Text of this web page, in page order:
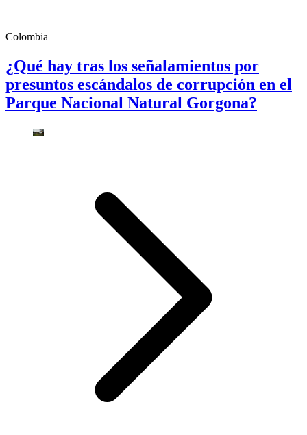
Colombia
¿Qué hay tras los señalamientos por
presuntos escándalos de corrupción en el
Parque Nacional Natural Gorgona?